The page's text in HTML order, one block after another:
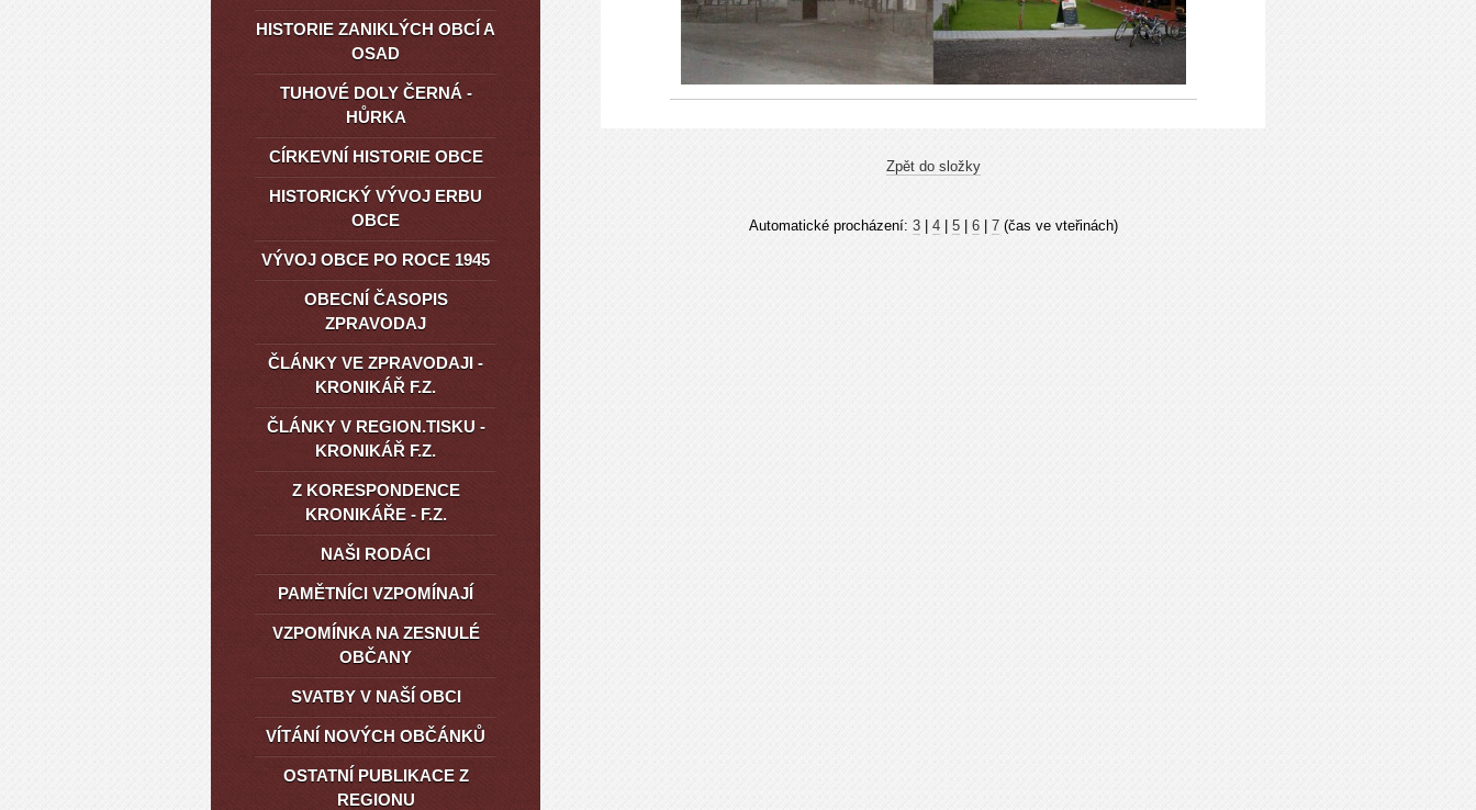
Zpět do složky
Automatické procházení: 3| 4| 5| 6| 7(čas ve vteřinách)
HISTORIE ZANIKLÝCH OBCÍ A
OSAD
TUHOVÉ DOLY ČERNÁ -
HŮRKA
CÍRKEVNÍ HISTORIE OBCE
HISTORICKÝ VÝVOJ ERBU
OBCE
VÝVOJ OBCE PO ROCE 1945
OBECNÍ ČASOPIS
ZPRAVODAJ
ČLÁNKY VE ZPRAVODAJI -
KRONIKÁŘ F.Z.
ČLÁNKY V REGION.TISKU -
KRONIKÁŘ F.Z.
Z KORESPONDENCE
KRONIKÁŘE - F.Z.
NAŠI RODÁCI
PAMĚTNÍCI VZPOMÍNAJÍ
VZPOMÍNKA NA ZESNULÉ
OBČANY
SVATBY V NAŠÍ OBCI
VÍTÁNÍ NOVÝCH OBČÁNKŮ
OSTATNÍ PUBLIKACE Z
REGIONU